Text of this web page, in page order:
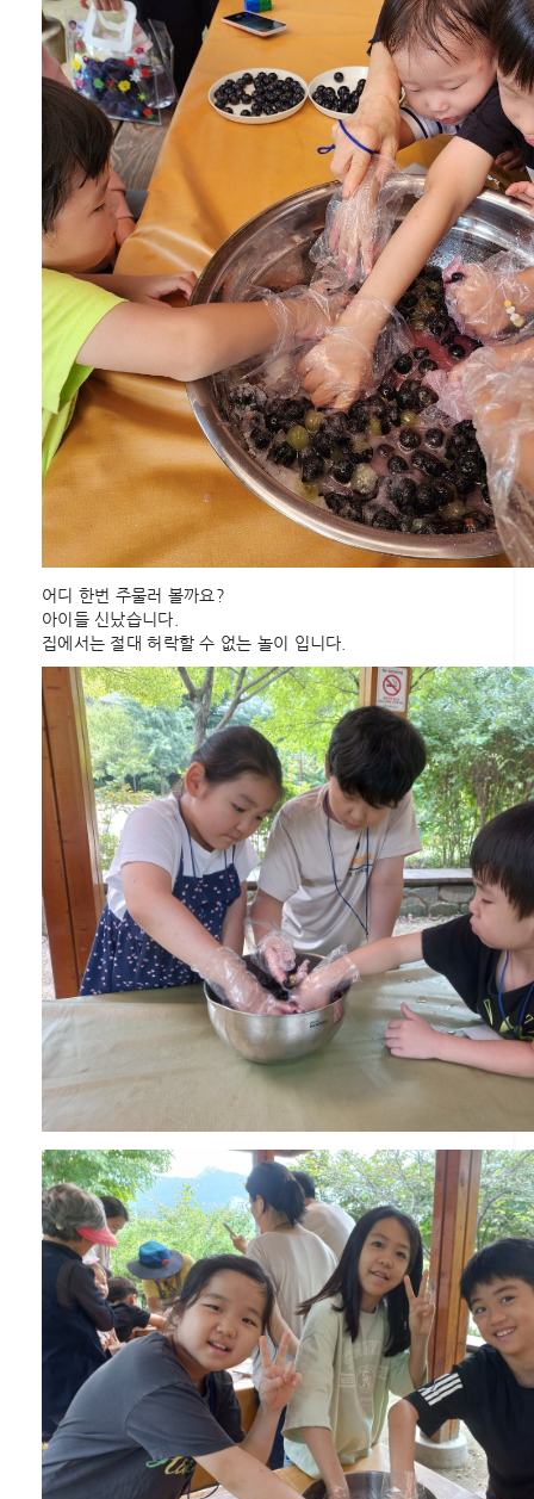
어디 한번 주물러 볼까요?
아이들 신났습니다.
집에서는 절대 허락할 수 없는 놀이 입니다.